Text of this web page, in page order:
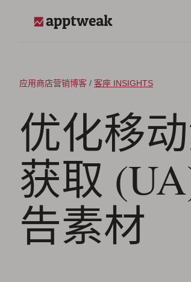
应用商店营销博客 / 客座 INSIGHTS
优化移
获取
告素材